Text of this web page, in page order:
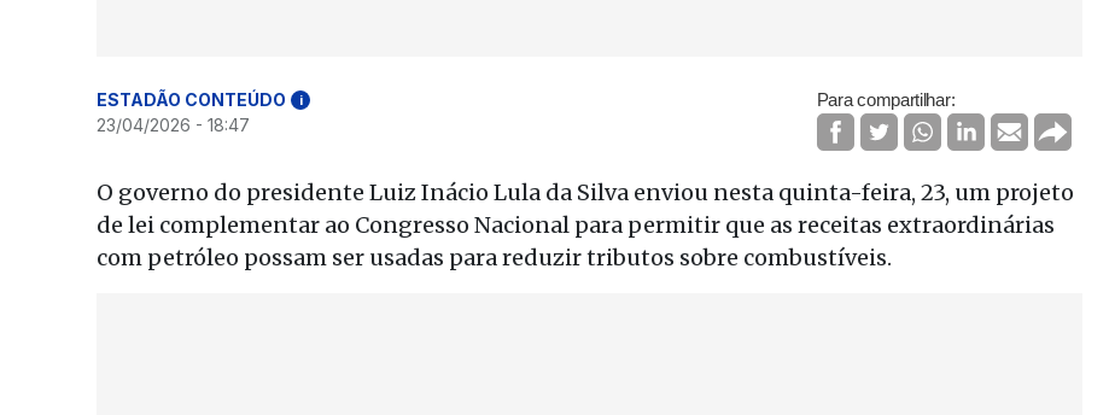
ESTADÃO CONTEÚDO i
23/04/2026 - 18:47
Para compartilhar:
O governo do presidente Luiz Inácio Lula da Silva enviou nesta quinta-feira, 23, um projeto
de lei complementar ao Congresso Nacional para permitir que as receitas extraordinárias
com petróleo possam ser usadas para reduzir tributos sobre combustíveis.